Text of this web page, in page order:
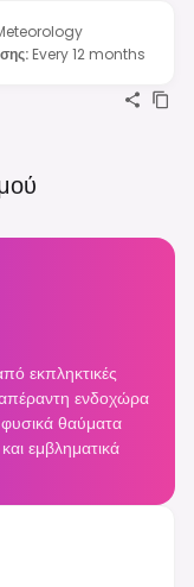
: Every 12 months
εκπληκτικές
απέραντη ενδοχώρα
φυσικά θαύματα
εμβληματικά